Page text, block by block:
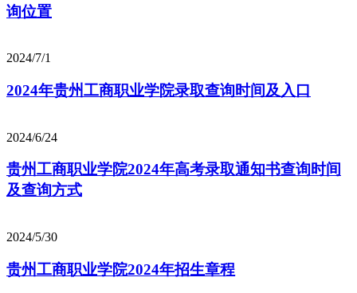
询位置
2024/7/1
2024年贵州工商职业学院录取查询时间及入口
2024/6/24
贵州工商职业学院2024年高考录取通知书查询时间
及查询方式
2024/5/30
贵州工商职业学院2024年招生章程